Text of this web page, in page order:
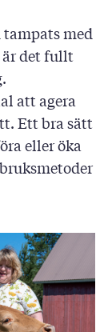
med
är det fullt
att agera
Ett bra sätt
eller öka